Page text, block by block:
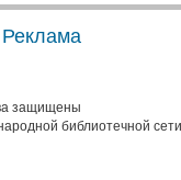
Реклама
защищены
библиотечной